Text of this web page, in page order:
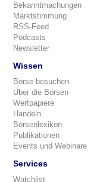
Bekanntmachungen
Marktstimmung
RSS-Feed
Podcasts
Newsletter
Wissen
Börse besuchen
Über die Börsen
Wertpapiere
Handeln
Börsenlexikon
Publikationen
Events und Webinare
Services
Watchlist